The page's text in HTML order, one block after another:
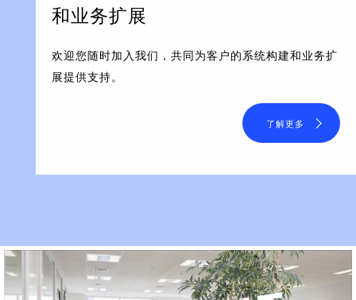
和业务扩展
欢迎您随时加入我们，共同为客户的系统构建和业务扩
展提供支持。
了解更多